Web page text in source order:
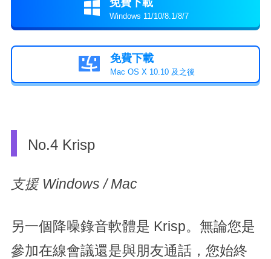
 免費下載
Windows 11/10/8.1/8/7
 免費下載
Mac OS X 10.10 及之後
No.4 Krisp
支援 Windows / Mac
另一個降噪錄音軟體是 Krisp。無論您是
參加在線會議還是與朋友通話，您始終